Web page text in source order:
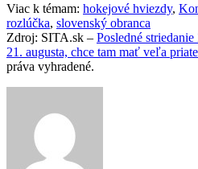
Viac k témam: hokejové hviezdy,
rozlúčka, slovenský obranca
Zdroj: SITA.sk – Posledné
21. augusta, chce tam mať veľa
práva vyhradené.